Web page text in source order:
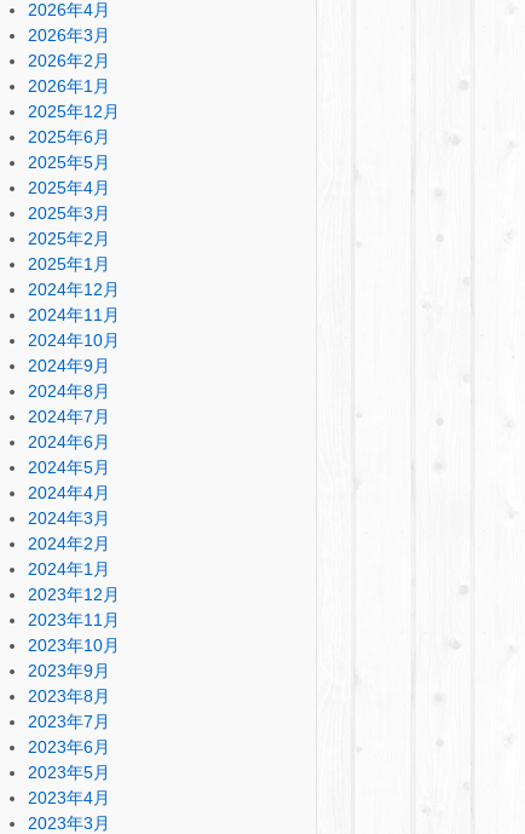
2026年4月
2026年3月
2026年2月
2026年1月
2025年12月
2025年6月
2025年5月
2025年4月
2025年3月
2025年2月
2025年1月
2024年12月
2024年11月
2024年10月
2024年9月
2024年8月
2024年7月
2024年6月
2024年5月
2024年4月
2024年3月
2024年2月
2024年1月
2023年12月
2023年11月
2023年10月
2023年9月
2023年8月
2023年7月
2023年6月
2023年5月
2023年4月
2023年3月